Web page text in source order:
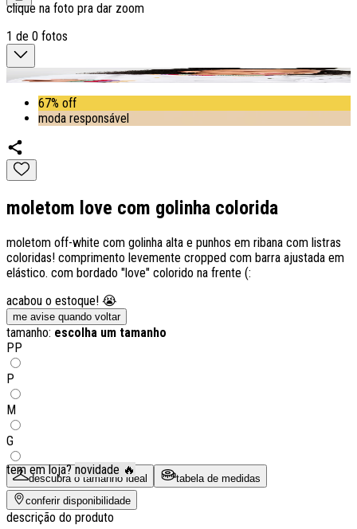
clique na foto pra dar zoom
1 de 0 fotos
67% off
moda responsável
moletom love com golinha colorida
moletom off-white com golinha alta e punhos em ribana com listras
coloridas! comprimento levemente cropped com barra ajustada em
elástico. com bordado "love" colorido na frente (:
acabou o estoque! 😭
me avise quando voltar
tamanho: escolha um tamanho
PP
P
M
G
descubra o tamanho ideal tabela de medidas
tem em loja? novidade 🔥
conferir disponibilidade
descrição do produto